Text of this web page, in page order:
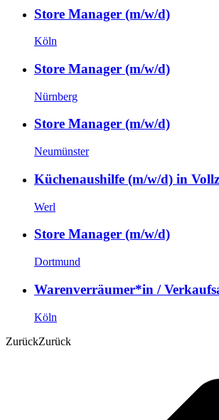
Store Manager (m/w/d)
Köln
Store Manager (m/w/d)
Nürnberg
Store Manager (m/w/d)
Neumünster
Küchenaushilfe (m/w/d) in
Werl
Store Manager (m/w/d)
Dortmund
Warenverräumer*in /
Köln
ZurückZurück